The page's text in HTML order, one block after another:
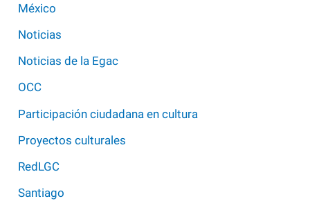
México
Noticias
Noticias de la Egac
OCC
Participación ciudadana en cultura
Proyectos culturales
RedLGC
Santiago